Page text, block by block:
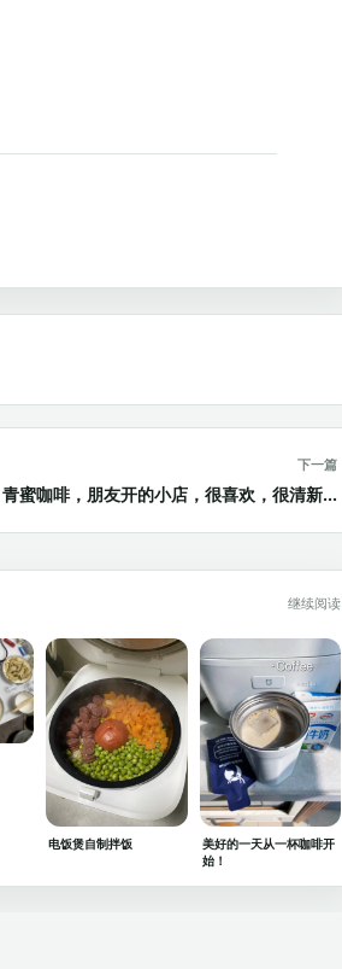
下一篇
青蜜咖啡，朋友开的小店，很喜欢，很清新...
继续阅读
电饭煲自制拌饭
美好的一天从一杯咖啡开
始！